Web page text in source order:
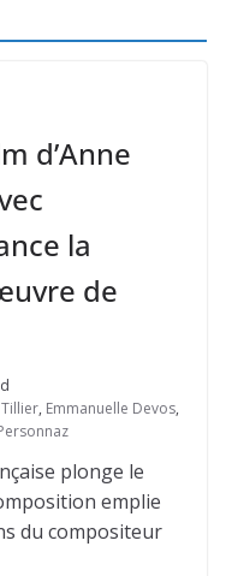
d’Anne
la
de
, Emmanuelle Devos,
plonge le
emplie
du compositeur